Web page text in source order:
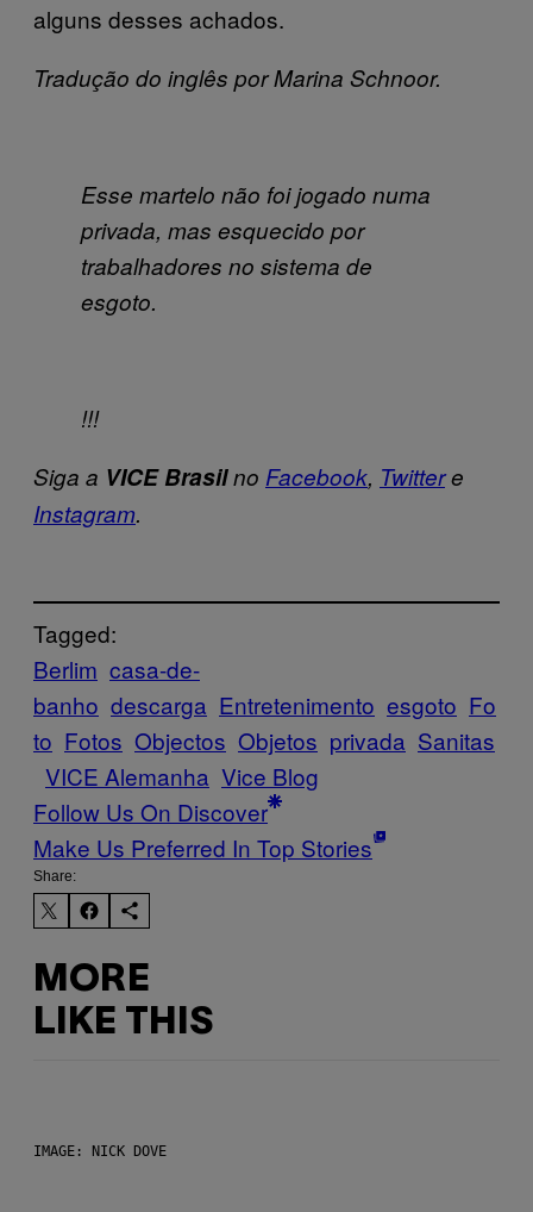
alguns desses achados.
Tradução do inglês por Marina Schnoor.
Esse martelo não foi jogado numa
privada, mas esquecido por
trabalhadores no sistema de
esgoto.
!!!
Siga a VICE Brasilno Facebook, Twittere
Instagram.
Tagged:
Berlim casa-de-
banho descarga Entretenimento esgoto Fo
to Fotos Objectos Objetos privada Sanitas
VICE Alemanha Vice Blog
Follow Us On Discover
Make Us Preferred In Top Stories
Share:
MORE
LIKE THIS
IMAGE: NICK DOVE